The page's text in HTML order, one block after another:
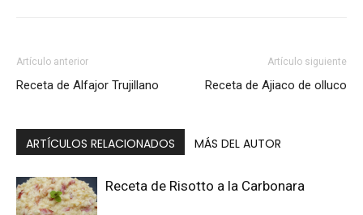
Artículo anterior
Receta de Alfajor Trujillano
Artículo siguiente
Receta de Ajiaco de olluco
ARTÍCULOS RELACIONADOS MÁS DEL AUTOR
Receta de Risotto a la Carbonara